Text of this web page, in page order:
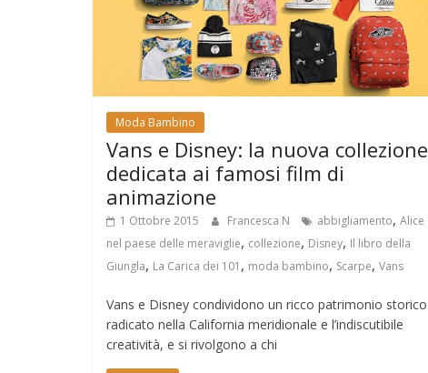
Moda Bambino
Vans e Disney: la nuova collezione
dedicata ai famosi film di
animazione
1 Ottobre 2015 Francesca N abbigliamento, Alice
nel paese delle meraviglie, collezione, Disney, Il libro della
Giungla, La Carica dei 101 , moda bambino, Scarpe, Vans
Vans e Disney condividono un ricco patrimonio storico
radicato nella California meridionale e l’indiscutibile
creatività, e si rivolgono a chi